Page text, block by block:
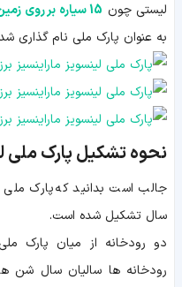
لیستی چون 15 سیاره بر روی زمین
به عنوان پارک ملی نام گذاری
نحوه تشکیل پارک ملی
جالب است بدانید که پارک ملی
سال تشکیل شده است.
دو رودخانه از میان پارک ملی
رودخانه ها سالیان سال شن